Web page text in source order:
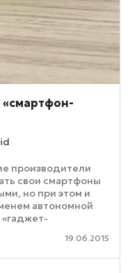
производители
свои смартфоны
но при этом и
автономной
...
19.06.2015